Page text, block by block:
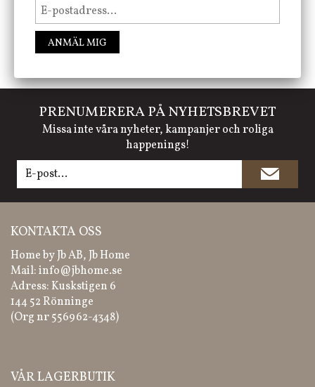
PRENUMERERA PÅ NYHETSBREVET
Missa inte våra nyheter, kampanjer och roliga
happenings!
KONTAKTA OSS
Home by Jb AB, Jb Home
Mail:info@jbhome.se
Adress: Kuskstigen 6
144 52 Rönninge
(Org nr 556962-4348)
VÅR LAGERBUTIK
ANMÄL MIG